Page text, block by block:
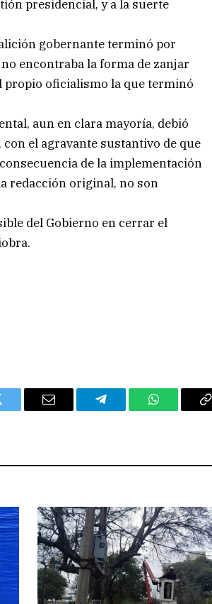
presidencial, y a la suerte
gobernante terminó por
encontraba la forma de zanjar
propio oficialismo la que terminó
aun en clara mayoría, debió
el agravante sustantivo de que
de la implementación
redacción original, no son
del Gobierno en cerrar el
Email Telegram WhatsApp